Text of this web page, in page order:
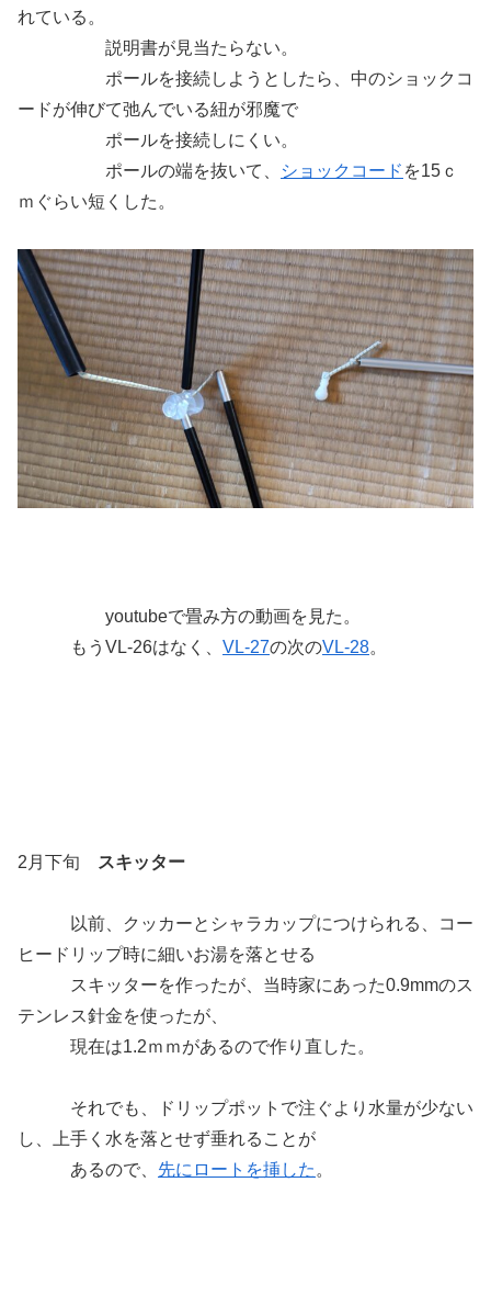
れている。
説明書が見当たらない。
ポールを接続しようとしたら、中のショックコ
ードが伸びて弛んでいる紐が邪魔で
ポールを接続しにくい。
ポールの端を抜いて、
ショックコード を15ｃ
ｍぐらい短くした。
youtubeで畳み方の動画を見た。
もうVL-26はなく、 VL-27の次のVL-28。
2月下旬 スキッター
以前、クッカーとシャラカップにつけられる、コー
ヒードリップ時に細いお湯を落とせる
スキッターを作ったが、当時家にあった0.9mmのス
テンレス針金を使ったが、
現在は1.2ｍｍがあるので作り直した。
それでも、ドリップポットで注ぐより水量が少ない
し、上手く水を落とせず垂れることが
あるので、 先にロートを挿した 。